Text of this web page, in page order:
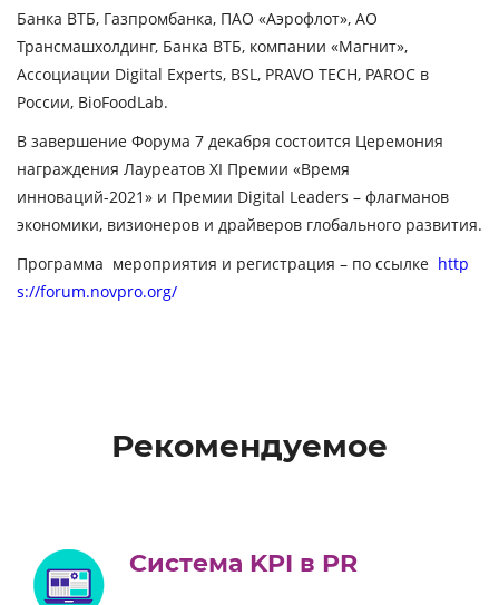
Банка ВТБ, Газпромбанка, ПАО «Аэрофлот», АО
Трансмашхолдинг, Банка ВТБ, компании «Магнит»,
Ассоциации Digital Experts, BSL, PRAVO TECH, PAROC в
России, BioFoodLab.
В завершение Форума 7 декабря состоится Церемония
награждения Лауреатов XI Премии «Время
инноваций-2021» и Премии Digital Leaders – флагманов
экономики, визионеров и драйверов глобального развития.
Программа мероприятия и регистрация – по ссылке http
s://forum.novpro.org/
Рекомендуемое
Система KPI в PR